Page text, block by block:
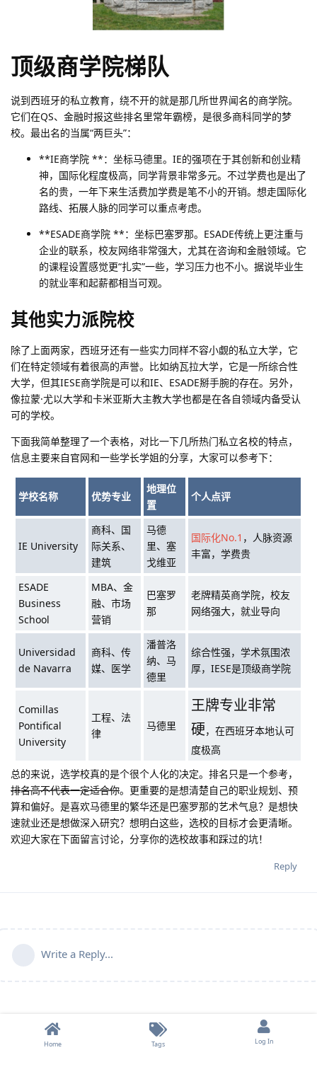
顶级商学院梯队
说到西班牙的私立教育，绕不开的就是那几所世界闻名的商学院。
它们在QS、金融时报这些排名里常年霸榜，是很多商科同学的梦
校。最出名的当属“两巨头”：
**IE商学院 **：坐标马德里。IE的强项在于其创新和创业精
神，国际化程度极高，同学背景非常多元。不过学费也是出了
名的贵，一年下来生活费加学费是笔不小的开销。想走国际化
路线、拓展人脉的同学可以重点考虑。
**ESADE商学院 **：坐标巴塞罗那。ESADE传统上更注重与
企业的联系，校友网络非常强大，尤其在咨询和金融领域。它
的课程设置感觉更“扎实”一些，学习压力也不小。据说毕业生
的就业率和起薪都相当可观。
其他实力派院校
除了上面两家，西班牙还有一些实力同样不容小觑的私立大学，它
们在特定领域有着很高的声誉。比如纳瓦拉大学，它是一所综合性
大学，但其IESE商学院是可以和IE、ESADE掰手腕的存在。另外，
像拉蒙·尤以大学和卡米亚斯大主教大学也都是在各自领域内备受认
可的学校。
下面我简单整理了一个表格，对比一下几所热门私立名校的特点，
信息主要来自官网和一些学长学姐的分享，大家可以参考下：
学校名称 优势专业
地理位
置
个人点评
IE University
商科、国
际关系、
建筑
马德
里、塞
戈维亚
国际化No.1 ，人脉资源
丰富，学费贵
ESADE
Business
School
MBA、金
融、市场
营销
巴塞罗
那
老牌精英商学院，校友
网络强大，就业导向
Universidad
de Navarra
商科、传
媒、医学
潘普洛
纳、马
德里
综合性强，学术氛围浓
厚，IESE是顶级商学院
Comillas
Pontifical
University
工程、法
律
马德里
王牌专业非常
硬，在西班牙本地认可
度极高
总的来说，选学校真的是个很个人化的决定。排名只是一个参考，
排名高不代表一定适合你。更重要的是想清楚自己的职业规划、预
算和偏好。是喜欢马德里的繁华还是巴塞罗那的艺术气息？是想快
速就业还是想做深入研究？想明白这些，选校的目标才会更清晰。
欢迎大家在下面留言讨论，分享你的选校故事和踩过的坑！
Reply
Write a Reply...
Home Tags Log In